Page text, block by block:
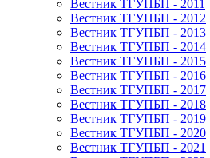
Вестник ТГУПБП - 2011
Вестник ТГУПБП - 2012
Вестник ТГУПБП - 2013
Вестник ТГУПБП - 2014
Вестник ТГУПБП - 2015
Вестник ТГУПБП - 2016
Вестник ТГУПБП - 2017
Вестник ТГУПБП - 2018
Вестник ТГУПБП - 2019
Вестник ТГУПБП - 2020
Вестник ТГУПБП - 2021